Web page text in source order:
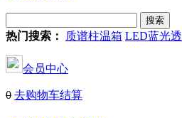
热门搜索： 质谱柱温箱 LED蓝光
会员中心
0 去购物车结算